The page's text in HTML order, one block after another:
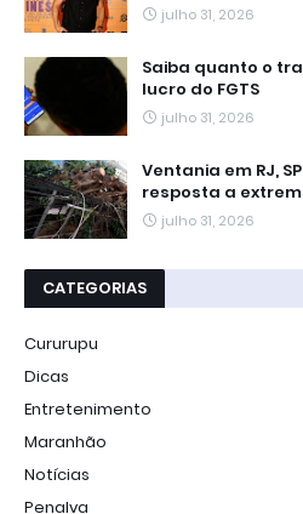
julho 31, 2026
Saiba quanto o
lucro do FGTS
julho 31, 2026
Ventania em RJ,
resposta a
julho 31, 2026
CATEGORIAS
Cururupu
Dicas
Entretenimento
Maranhão
Notícias
Penalva